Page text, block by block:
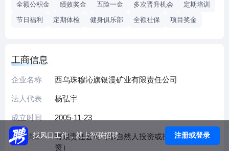
购置安装采、选矿设备，配套尾矿库、炸药库、仓储运输设
银锌矿补充勘探报告》，白音查干东山铜铅锡银锌矿共圈定
工业矿体214条。矿区内查明资源储量铅银锌（矿石量）+铜
资源储量（矿石量）1760.92万吨，Zn金属量532525.28吨，
Pb金属量150828.80吨，Ag金属量2587.29吨，平均品位：
Zn3.45%、Pb1.60%、Ag179.49g/t；铜锡银锌矿石查明资源
储量（矿石量）4599.30万吨，Zn金属量220419.15吨， Cu金
全额公积金 绩效奖金 五险一金 多次晋升机会
定期培训
节日福利
定期体检 健身俱乐部 全额社保 项目奖金
工商信息
企业名称 西乌珠穆沁旗银漫矿业有限责任公司
法人代表 杨弘宇
成立时间 2005-11-23
企业类型
有限责任公司（非自然人投资或控股的法人独
资）
找风口工作，就上智联招聘 注册或登录